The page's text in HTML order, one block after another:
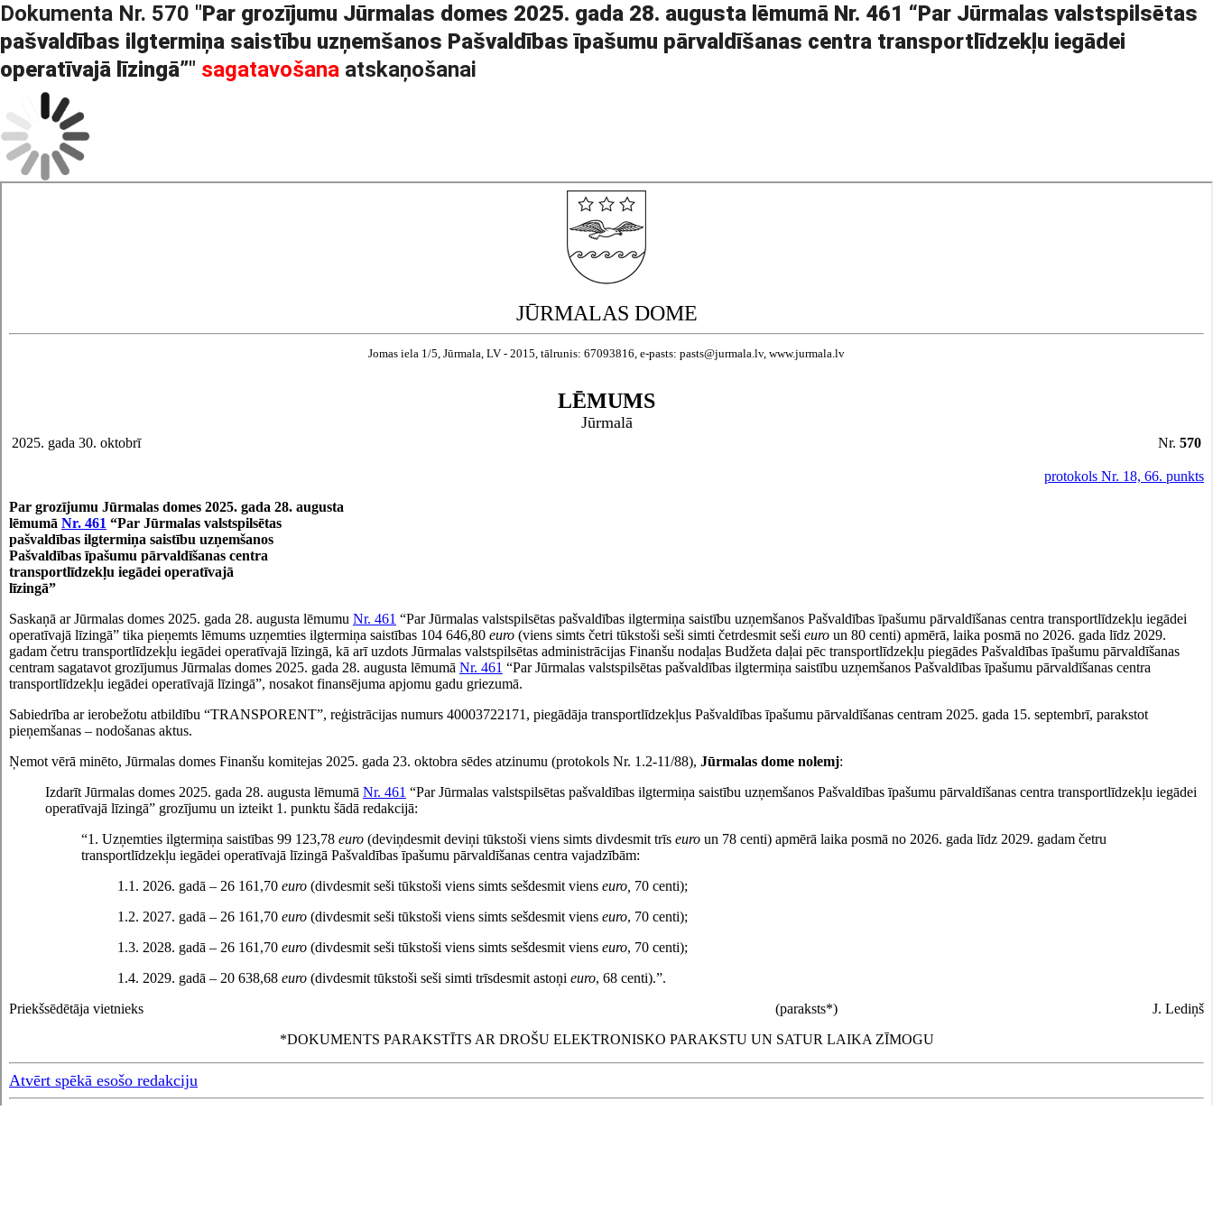
Dokumenta Nr. 570 "Par grozījumu Jūrmalas domes 2025. gada 28. augusta lēmumā Nr. 461 “Par Jūrmalas valstspilsētas
pašvaldības ilgtermiņa saistību uzņemšanos Pašvaldības īpašumu pārvaldīšanas centra transportlīdzekļu iegādei
operatīvajā līzingā”" sagatavošana atskaņošanai